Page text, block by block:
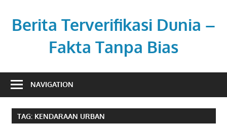
contentBerita Terverifikasi Dunia –
Fakta Tanpa Bias
profesional,
berimbang.
NAVIGATION
TAG: KENDARAAN URBAN